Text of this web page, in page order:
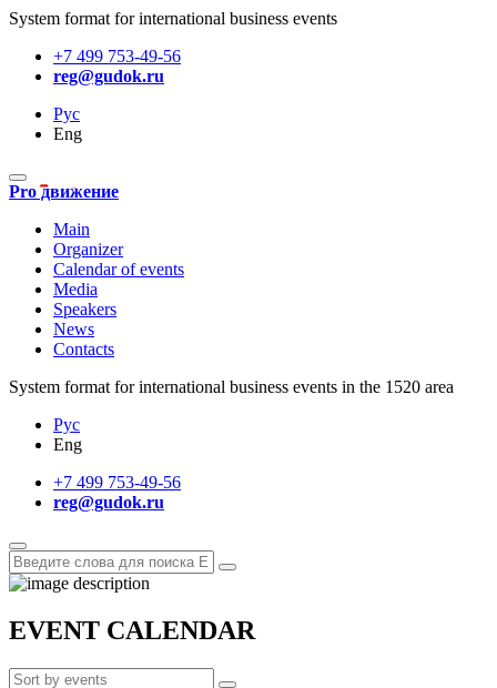
System format for international business events
+7 499 753-49-56
reg@gudok.ru
Рус
Eng
Pro движение
Main
Organizer
Calendar of events
Media
Speakers
News
Contacts
System format for international business events in the 1520 area
Рус
Eng
+7 499 753-49-56
reg@gudok.ru
EVENT CALENDAR